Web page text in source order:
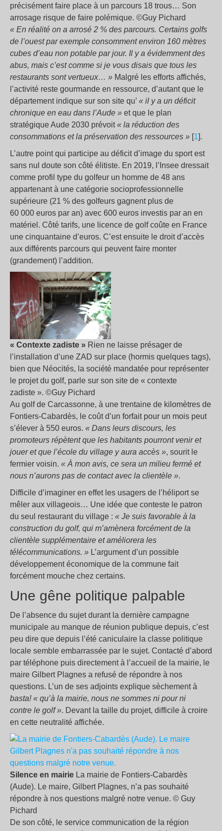
précisément faire place à un parcours 18 trous… Son
arrosage risque de faire polémique. ©Guy Pichard
« En réalité on a arrosé 2 % des parcours. Certains golfs
de l’ouest par exemple consomment environ 160 mètres
cubes d’eau non potable par jour. Il y a évidemment des
abus, mais c’est comme si je vous disais que tous les
restaurants sont vertueux… » Malgré les efforts affichés,
l’activité reste gourmande en ressource, d’autant que le
département indique sur son site qu’ « il y a un déficit
chronique en eau dans l’Aude » et que le plan
stratégique Aude 2030 prévoit« la réduction des
consommations et la préservation des ressources » [1].
L’autre point qui participe au déficit d’image du sport est
sans nul doute son côté élitiste. En 2019, l’Insee dressait
comme profil type du golfeur un homme de 48 ans
appartenant à une catégorie socioprofessionnelle
supérieure (21 % des golfeurs gagnent plus de
60 000 euros par an) avec 600 euros investis par an en
matériel. Côté tarifs, une licence de golf coûte en France
une cinquantaine d’euros. C’est ensuite le droit d’accès
aux différents parcours qui peuvent faire monter
(grandement) l’addition.
« Contexte zadiste » Rien ne laisse présager de
l’installation d’une ZAD sur place (hormis quelques tags),
bien que Néocités, la société mandatée pour représenter
le projet du golf, parle sur son site de « contexte
zadiste ». ©Guy Pichard
Au golf de Carcassonne, à une trentaine de kilomètres de
Fontiers-Cabardès, le coût d’un forfait pour un mois peut
s’élever à 550 euros. « Dans leurs discours, les
promoteurs répètent que les habitants pourront venir et
jouer et que l’école du village y aura accès », sourit le
fermier voisin. « À mon avis, ce sera un milieu fermé et
nous n’aurons pas de contact avec la clientèle ».
Difficile d’imaginer en effet les usagers de l’héliport se
mêler aux villageois… Une idée que conteste le patron
du seul restaurant du village : « Je suis favorable à la
construction du golf, qui m’amènera forcément de la
clientèle supplémentaire et améliorera les
télécommunications. » L’argument d’un possible
développement économique de la commune fait
forcément mouche chez certains.
Une gêne politique palpable
De l’absence du sujet durant la dernière campagne
municipale au manque de réunion publique depuis, c’est
peu dire que depuis l’été caniculaire la classe politique
locale semble embarrassée par le sujet. Contacté d’abord
par téléphone puis directement à l’accueil de la mairie, le
maire Gilbert Plagnes a refusé de répondre à nos
questions. L’un de ses adjoints explique sèchement à
basta! « qu’à la mairie, nous ne sommes ni pour ni
contre le golf ». Devant la taille du projet, difficile à croire
en cette neutralité affichée.
Silence en mairie La mairie de Fontiers-Cabardès
(Aude). Le maire, Gilbert Plagnes, n’a pas souhaité
répondre à nos questions malgré notre venue. © Guy
Pichard
De son côté, le service communication de la région